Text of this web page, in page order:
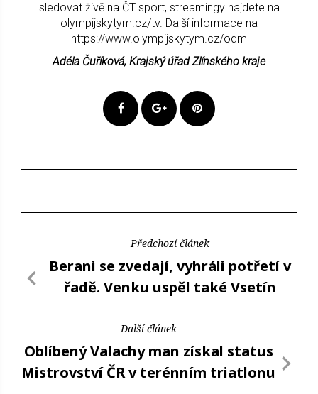
sledovat živě na ČT sport, streamingy najdete na
olympijskytym.cz/tv. Další informace na
https://www.olympijskytym.cz/odm
Adéla Čuříková, Krajský úřad Zlínského kraje
Předchozí článek
Berani se zvedají, vyhráli potřetí v
řadě. Venku uspěl také Vsetín
Další článek
Oblíbený Valachy man získal status
Mistrovství ČR v terénním triatlonu